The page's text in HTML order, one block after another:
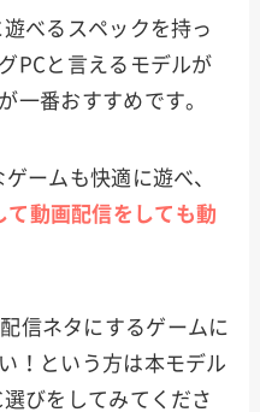
べるスペックを持っ
PCと言えるモデルが
一番おすすめです。
ームも快適に遊べ、
動画配信をしても動
信ネタにするゲームに
！という方は本モデル
びをしてみてくださ